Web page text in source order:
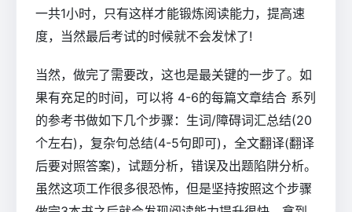
一共1小时，只有这样才能锻炼阅读能力，提高速
度，当然最后考试的时候就不会发怵了!
当然，做完了需要改，这也是最关键的一步了。如
果有充足的时间，可以将 4-6的每篇文章结合 系列
的参考书做如下几个步骤：生词/障碍词汇总结(20
个左右)，复杂句总结(4-5句即可)，全文翻译(翻译
后要对照答案)，试题分析，错误及出题陷阱分析。
虽然这项工作很多很恐怖，但是坚持按照这个步骤